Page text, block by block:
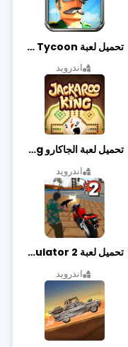
تحميل لعبة Idle Military SCH Tycoon مهكرة آخر إصدار
اندرويد
تحميل لعبة الجاكارو jackaroo king آخر إصدار
اندرويد
تحميل لعبة Vegas crime simulator 2 مهكرة اخر اصدار
اندرويد